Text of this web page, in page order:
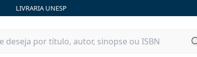
LIVRARIA UNESP